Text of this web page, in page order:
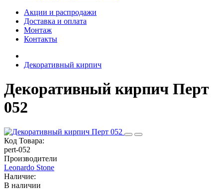
Акции и распродажи
Доставка и оплата
Монтаж
Контакты
Декоративный кирпич
Декоративный кирпич Перт
052
Код Товара:
pert-052
Производители
Leonardo Stone
Наличие:
В наличии